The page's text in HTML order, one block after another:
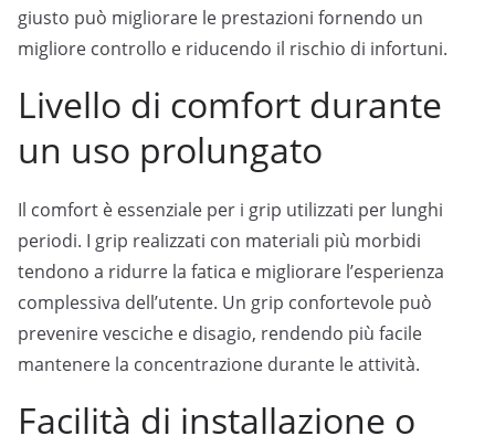
giusto può migliorare le prestazioni fornendo un
migliore controllo e riducendo il rischio di infortuni.
Livello di comfort durante
un uso prolungato
Il comfort è essenziale per i grip utilizzati per lunghi
periodi. I grip realizzati con materiali più morbidi
tendono a ridurre la fatica e migliorare l’esperienza
complessiva dell’utente. Un grip confortevole può
prevenire vesciche e disagio, rendendo più facile
mantenere la concentrazione durante le attività.
Facilità di installazione o